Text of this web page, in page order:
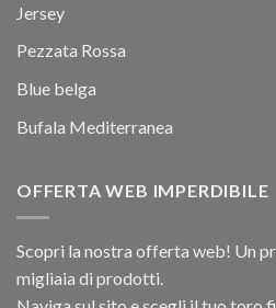
Jersey
Pezzata Rossa
Blue belga
Bufala Mediterranea
OFFERTA WEB IMPERDIBILE
Scopri la nostra offerta web! Un
migliaia di prodotti.